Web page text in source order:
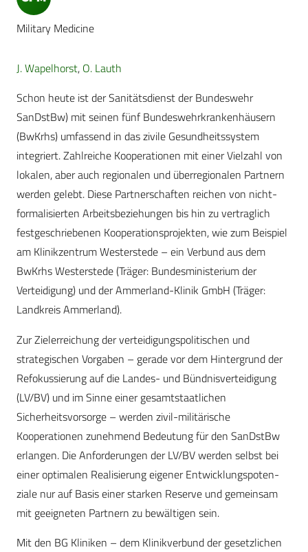
Military Medicine
J. Wapelhorst, O. Lauth
Schon heute ist der Sanitätsdienst der Bundeswehr
SanDstBw) mit seinen fünf Bundeswehrkrankenhäusern
(BwKrhs) umfassend in das zivile Gesundheitssystem
integriert. Zahlreiche Koopera­tionen mit einer Vielzahl von
lokalen, aber auch regionalen und überregionalen Partnern
werden gelebt. Diese Partnerschaften reichen von nicht-
formalisierten Arbeitsbeziehungen bis hin zu vertraglich
festgeschriebenen Kooperationsprojekten, wie zum Beispiel
am Klinikzentrum Westerstede – ein Verbund aus dem
BwKrhs Westerstede (Träger: Bundesministerium der
Verteidigung) und der Ammerland-Klinik GmbH (Träger:
Landkreis Ammerland).
Zur Zielerreichung der verteidigungspolitischen und
strategischen Vorgaben – gerade vor dem Hintergrund der
Refokussierung auf die Landes- und Bündnisverteidigung
(LV/BV) und im Sinne einer gesamtstaatlichen
Sicherheitsvorsorge – werden zivil-militärische
Kooperationen zunehmend Bedeutung für den SanDstBw
erlangen. Die Anforderungen der LV/BV werden selbst bei
einer optimalen Realisierung eigener Ent­wick­lungspoten­
ziale nur auf Basis einer starken Reserve und gemeinsam
mit geeigneten Partnern zu bewältigen sein.
Mit den BG Kliniken – dem Klinikverbund der gesetzlichen